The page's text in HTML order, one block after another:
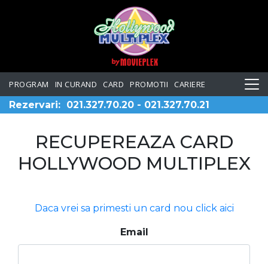
PROGRAM IN CURAND CARD PROMOTII CARIERE
Rezervari: 021.327.70.20 - 021.327.70.21
RECUPEREAZA CARD
HOLLYWOOD MULTIPLEX
Daca vrei sa primesti un card nou click aici
Email